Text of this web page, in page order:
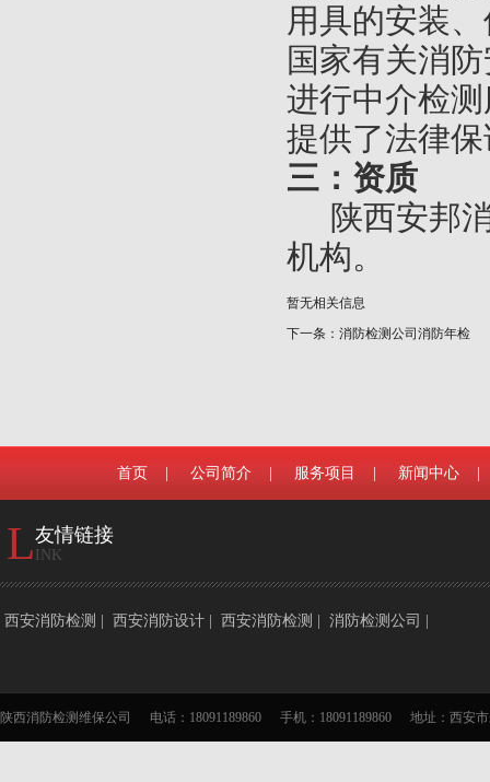
用具的安装
国家有关消
进行中介检
提供了法律
三：资质
陕西安邦消
机构。
暂无相关信息
下一条：消防检测公司消防年检
首页 公司简介 服务项目 新闻中心
L友情链接
INK
西安消防检测 西安消防设计 西安消防检测 消防检测公司
陕西消防检测维保公司 电话：18091189860 手机：18091189860 地址：西安